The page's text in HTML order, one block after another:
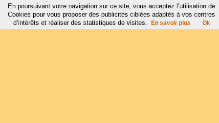
En poursuivant votre navigation sur ce site, vous acceptez l’utilisation de
Cookies pour vous proposer des publicités ciblées adaptés à vos centres
d’intérêts et réaliser des statistiques de visites.
En savoir plus Ok